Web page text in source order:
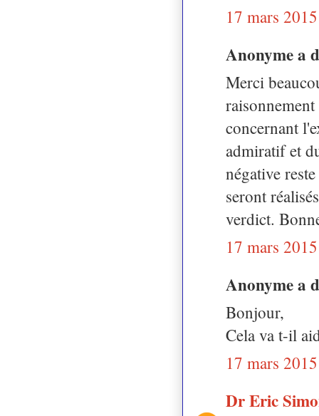
17 mars
Anonyme a
Merci
concernant
admiratif et
négative
seront
verdict.
17 mars
Anonyme a
Bonjour,
Cela va t-il
17 mars
Dr Eric